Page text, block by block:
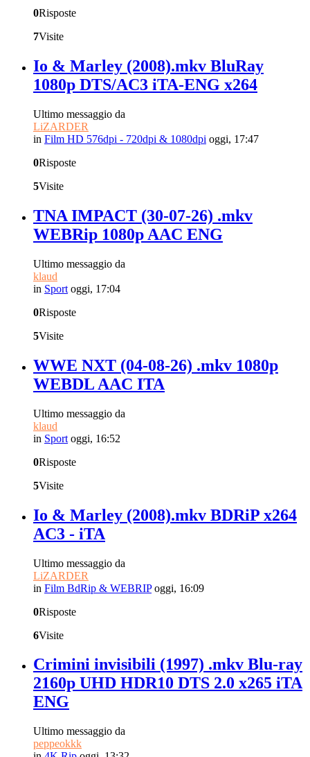
0Risposte
7Visite
Io & Marley (2008).mkv BluRay
1080p DTS/AC3 iTA-ENG x264
Ultimo messaggio da
LiZARDER
in Film HD 576dpi - 720dpi & 1080dpi oggi, 17:47
0Risposte
5Visite
TNA IMPACT (30-07-26) .mkv
WEBRip 1080p AAC ENG
Ultimo messaggio da
klaud
in Sport oggi, 17:04
0Risposte
5Visite
WWE NXT (04-08-26) .mkv 1080p
WEBDL AAC ITA
Ultimo messaggio da
klaud
in Sport oggi, 16:52
0Risposte
5Visite
Io & Marley (2008).mkv BDRiP x264
AC3 - iTA
Ultimo messaggio da
LiZARDER
in Film BdRip & WEBRIP oggi, 16:09
0Risposte
6Visite
Crimini invisibili (1997) .mkv Blu-ray
2160p UHD HDR10 DTS 2.0 x265 iTA
ENG
Ultimo messaggio da
peppeokkk